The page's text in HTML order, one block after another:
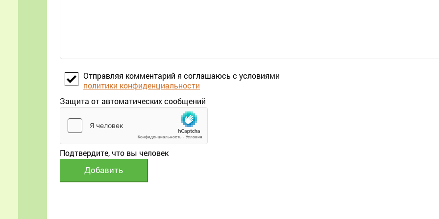
Отправляя комментарий я соглашаюсь с условиями
политики конфиденциальности
Защита от автоматических сообщений
Подтвердите, что вы человек